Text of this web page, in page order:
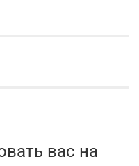
вас на